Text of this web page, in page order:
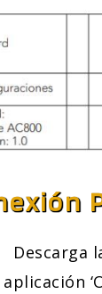
Descarga